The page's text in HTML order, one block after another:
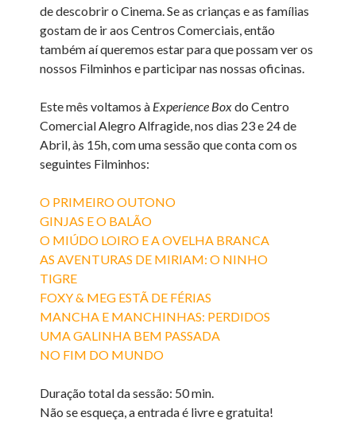
de descobrir o Cinema.Se as crianças e as famílias
gostam de ir aos Centros Comerciais, então
também aí queremos estar para que possam ver os
nossos Filminhos e participar nas nossas oficinas.
Este mês voltamos à Experience Boxdo Centro
Comercial Alegro Alfragide, nos dias 23 e 24 de
Abril, às 15h, com uma sessão que conta com os
seguintes Filminhos:
O PRIMEIRO OUTONO
GINJAS E O BALÃO
O MIÚDO LOIRO E A OVELHA BRANCA
AS AVENTURAS DE MIRIAM: O NINHO
TIGRE
FOXY & MEG ESTÃ DE FÉRIAS
MANCHA E MANCHINHAS: PERDIDOS
UMA GALINHA BEM PASSADA
NO FIM DO MUNDO
Duração total da sessão: 50 min.
Não se esqueça, a entrada é livre e gratuita!